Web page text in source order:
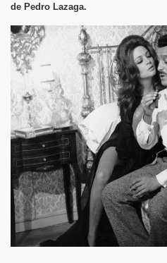
de Pedro Lazaga.